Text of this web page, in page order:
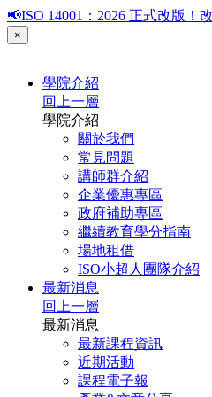
📢ISO 14001：2026 正式改版！
×
學院介紹
回上一層
學院介紹
關於我們
常見問題
講師群介紹
企業優惠專區
政府補助專區
繼續教育學分指南
場地租借
ISO小超人團隊介紹
最新消息
回上一層
最新消息
最新課程資訊
近期活動
課程電子報